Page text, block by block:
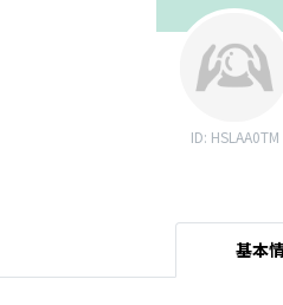
ID: HSLAA0TM
基本